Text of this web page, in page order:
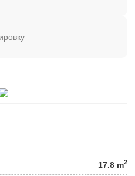
17.8 m2